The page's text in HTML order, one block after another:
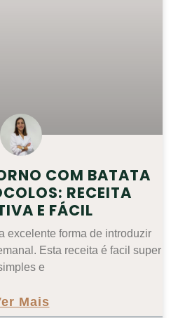
COM BATATA
RECEITA
E FÁCIL
excelente forma de introduzir
Esta receita é facil super
e
Mais